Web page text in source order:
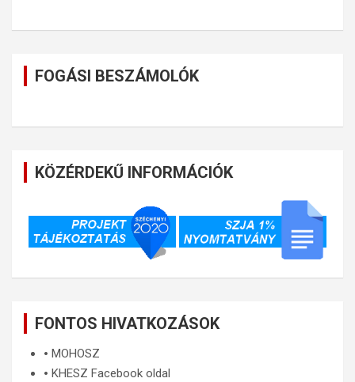
FOGÁSI BESZÁMOLÓK
KÖZÉRDEKŰ INFORMÁCIÓK
FONTOS HIVATKOZÁSOK
🞄 MOHOSZ
🞄 KHESZ Facebook oldal